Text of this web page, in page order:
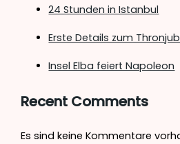
24 Stunden in Istanbul
Erste Details zum
Insel Elba feiert Napoleon
Recent Comments
Es sind keine Kommentare